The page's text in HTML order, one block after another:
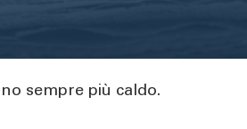
sempre più caldo.